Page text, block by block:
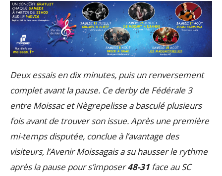
Deux essais en dix minutes, puis un renversement
complet avant la pause. Ce derby de Fédérale 3
entre Moissac et Nègrepelisse a basculé plusieurs
fois avant de trouver son issue. Après une première
mi-temps disputée, conclue à l’avantage des
visiteurs, l’Avenir Moissagais a su hausser le rythme
après la pause pour s’imposer48-31 face au SC